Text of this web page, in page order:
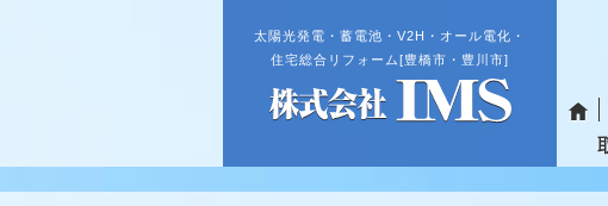
太陽光発電・蓄電池・V2H・オール電化・
住宅総合リフォーム[豊橋市・豊川市]